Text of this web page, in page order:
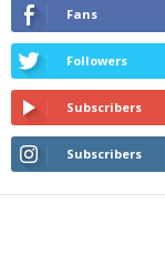
Fans
Followers
Subscribers
Subscribers